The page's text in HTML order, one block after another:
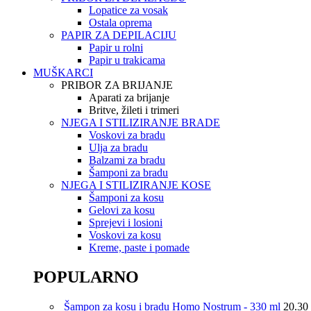
Lopatice za vosak
Ostala oprema
PAPIR ZA DEPILACIJU
Papir u rolni
Papir u trakicama
MUŠKARCI
PRIBOR ZA BRIJANJE
Aparati za brijanje
Britve, žileti i trimeri
NJEGA I STILIZIRANJE BRADE
Voskovi za bradu
Ulja za bradu
Balzami za bradu
Šamponi za bradu
NJEGA I STILIZIRANJE KOSE
Šamponi za kosu
Gelovi za kosu
Sprejevi i losioni
Voskovi za kosu
Kreme, paste i pomade
POPULARNO
Šampon za kosu i bradu Homo Nostrum - 330 ml 20.30